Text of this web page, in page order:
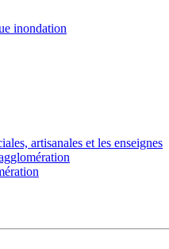
inondation
artisanales et les enseignes